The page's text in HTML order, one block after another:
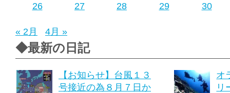
26
27 28 29 30
« 2月 4月 »
◆最新の日記
【お知らせ】台風１３
号接近の為８月７日か
オ
リ